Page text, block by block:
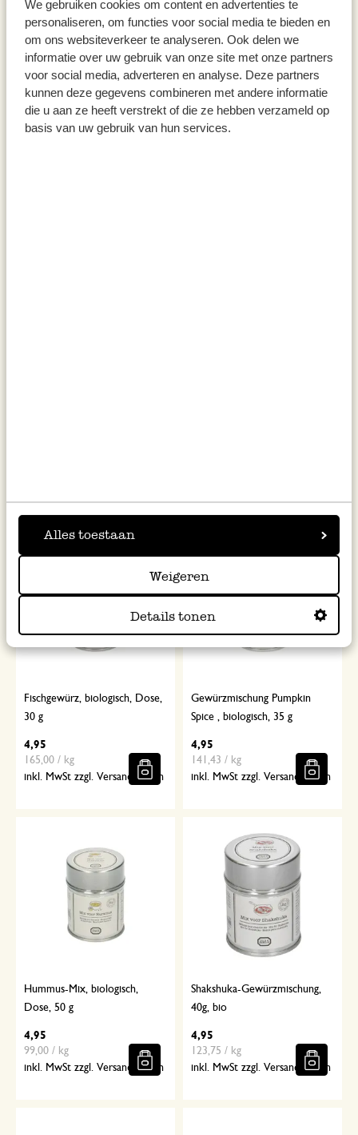
We gebruiken cookies om content en advertenties te
personaliseren, om functies voor social media te bieden en
om ons websiteverkeer te analyseren. Ook delen we
informatie over uw gebruik van onze site met onze partners
voor social media, adverteren en analyse. Deze partners
kunnen deze gegevens combineren met andere informatie
die u aan ze heeft verstrekt of die ze hebben verzameld op
basis van uw gebruik van hun services.
Alles toestaan
Weigeren
Details tonen
Hackfleischgewürz, biologisch,
Dose, 45 g
Gewürzmischung für
Bratkartoffeln, 100 g
Fischgewürz, biologisch, Dose,
30 g
4,95
165,00 / kg
inkl. MwSt zzgl. Versandkosten
Gewürzmischung Pumpkin
Spice , biologisch, 35 g
4,95
141,43 / kg
inkl. MwSt zzgl. Versandkosten
Hummus-Mix, biologisch,
Dose, 50 g
4,95
99,00 / kg
inkl. MwSt zzgl. Versandkosten
Shakshuka-Gewürzmischung,
40g, bio
4,95
123,75 / kg
inkl. MwSt zzgl. Versandkosten